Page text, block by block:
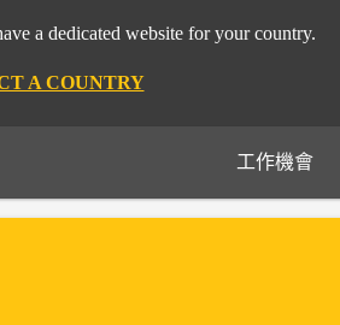
a dedicated website for your country.
A COUNTRY
工作機會